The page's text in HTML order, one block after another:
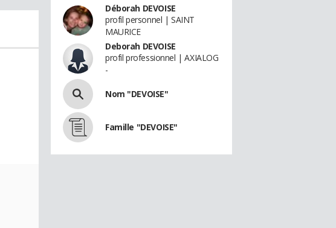
Déborah DEVOISE
profil personnel | SAINT
MAURICE
Deborah DEVOISE
profil professionnel | AXIALOG
-
Nom "DEVOISE"
Famille "DEVOISE"